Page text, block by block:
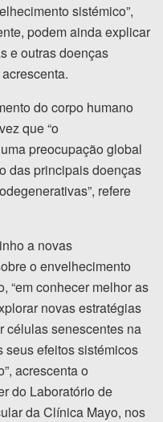
sistémico”,
podem ainda explicar
e outras doenças
do corpo humano
que “o
preocupação global
das principais doenças
refere
a novas
o envelhecimento
“em conhecer melhor as
novas estratégias
células senescentes na
seus efeitos sistémicos
acrescenta o
do Laboratório de
da Clínica Mayo, nos